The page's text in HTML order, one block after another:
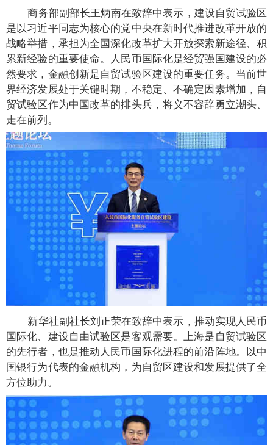
商务部副部长王炳南在致辞中表示，建设自贸试验区
是以习近平同志为核心的党中央在新时代推进改革开放的
战略举措，承担为全国深化改革扩大开放探索新途径、积
累新经验的重要使命。人民币国际化是经贸强国建设的必
然要求，金融创新是自贸试验区建设的重要任务。当前世
界经济发展处于关键时期，不稳定、不确定因素增加，自
贸试验区作为中国改革的排头兵，将义不容辞勇立潮头、
走在前列。
新华社副社长刘正荣在致辞中表示，推动实现人民币
国际化、建设自由试验区是客观需要。上海是自贸试验区
的先行者，也是推动人民币国际化进程的前沿阵地。以中
国银行为代表的金融机构，为自贸区建设和发展提供了全
方位助力。